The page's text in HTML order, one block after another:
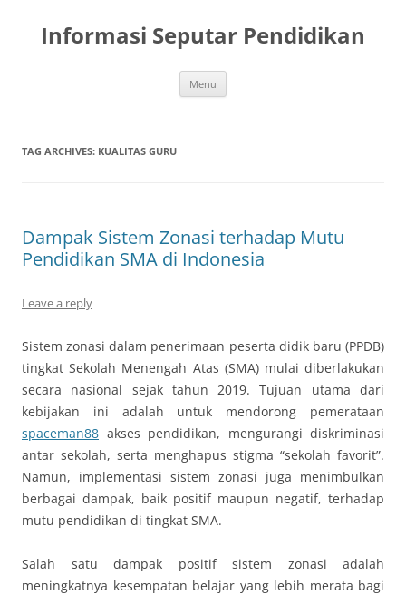
content
Informasi Seputar Pendidikan
Menu
TAG ARCHIVES: KUALITAS GURU
Dampak Sistem Zonasi terhadap Mutu
Pendidikan SMA di Indonesia
Leave a reply
Sistem zonasi dalam penerimaan peserta didik baru (PPDB)
tingkat Sekolah Menengah Atas (SMA) mulai diberlakukan
secara nasional sejak tahun 2019. Tujuan utama dari
kebijakan ini adalah untuk mendorong pemerataan
spaceman88 akses pendidikan, mengurangi diskriminasi
antar sekolah, serta menghapus stigma “sekolah favorit”.
Namun, implementasi sistem zonasi juga menimbulkan
berbagai dampak, baik positif maupun negatif, terhadap
mutu pendidikan di tingkat SMA.
Salah satu dampak positif sistem zonasi adalah
meningkatnya kesempatan belajar yang lebih merata bagi